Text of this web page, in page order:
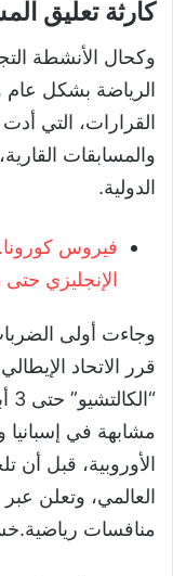
كارثة تعليق
وكحال الأنشطة
الرياضة بشكل
القرارات، التي
والمسابقات
الدولية.
فيروس
الإنجليزي حتى
وجاءت أولى
قرر الاتحاد
مشابهة في إسبانيا
الأوروبية، قبل أن
العالمي، وتعلن
منافسات